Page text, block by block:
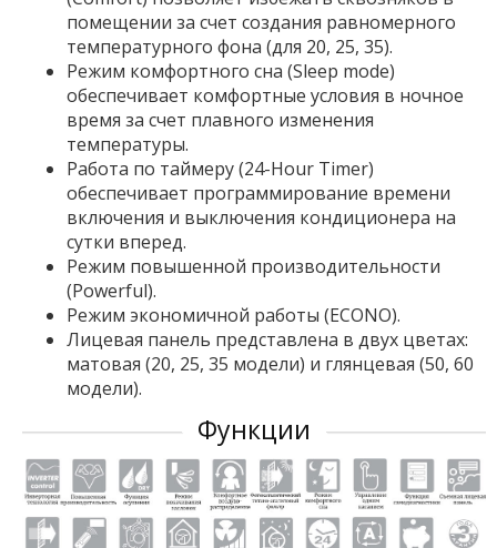
помещении за счет создания равномерного
температурного фона (для 20, 25, 35).
Режим комфортного сна (Sleep mode)
обеспечивает комфортные условия в ночное
время за счет плавного изменения
температуры.
Работа по таймеру (24-Hour Timer)
обеспечивает программирование времени
включения и выключения кондиционера на
сутки вперед.
Режим повышенной производительности
(Powerful).
Режим экономичной работы (ECONO).
Лицевая панель представлена в двух цветах:
матовая (20, 25, 35 модели) и глянцевая (50, 60
модели).
Функции